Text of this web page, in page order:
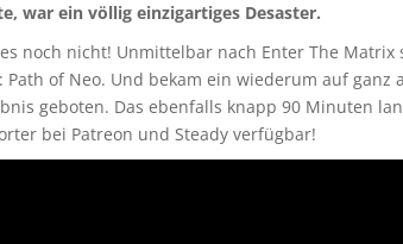
war ein völlig einzigartiges Desaster.
noch nicht! Unmittelbar nach Enter The
Path of Neo. Und bekam ein wiederum auf ganz
geboten. Das ebenfalls knapp 90 Minuten
bei Patreon und Steady verfügbar!